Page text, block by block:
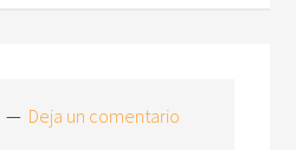
Deja un comentario